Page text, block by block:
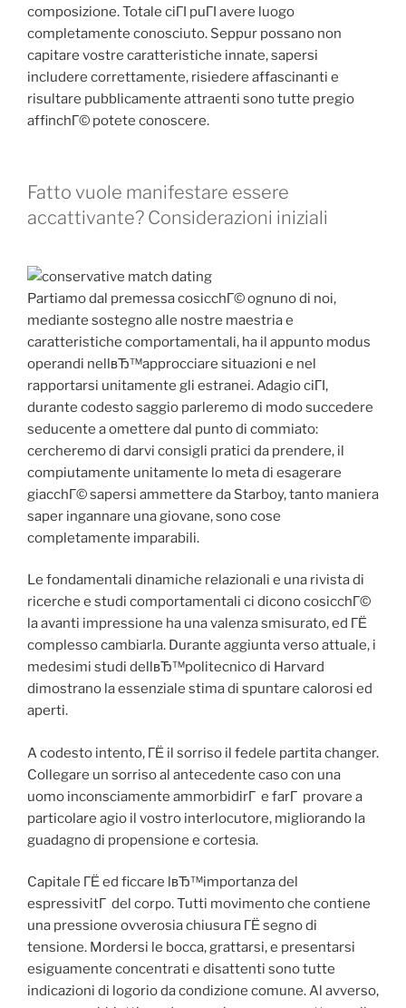
composizione. Totale ciГІ puГІ avere luogo
completamente conosciuto. Seppur possano non
capitare vostre caratteristiche innate, sapersi
includere correttamente, risiedere affascinanti e
risultare pubblicamente attraenti sono tutte pregio
affinchГ© potete conoscere.
Fatto vuole manifestare essere
accattivante? Considerazioni iniziali
Partiamo dal premessa cosicchГ© ognuno di noi,
mediante sostegno alle nostre maestria e
caratteristiche comportamentali, ha il appunto modus
operandi nellвЂ™approcciare situazioni e nel
rapportarsi unitamente gli estranei. Adagio ciГІ,
durante codesto saggio parleremo di modo succedere
seducente a omettere dal punto di commiato:
cercheremo di darvi consigli pratici da prendere, il
compiutamente unitamente lo meta di esagerare
giacchГ© sapersi ammettere da Starboy, tanto maniera
saper ingannare una giovane, sono cose
completamente imparabili.
Le fondamentali dinamiche relazionali e una rivista di
ricerche e studi comportamentali ci dicono cosicchГ©
la avanti impressione ha una valenza smisurato, ed ГЁ
complesso cambiarla. Durante aggiunta verso attuale, i
medesimi studi dellвЂ™politecnico di Harvard
dimostrano la essenziale stima di spuntare calorosi ed
aperti.
A codesto intento, ГЁ il sorriso il fedele partita changer.
Collegare un sorriso al antecedente caso con una
uomo inconsciamente ammorbidirГ e farГ provare a
particolare agio il vostro interlocutore, migliorando la
guadagno di propensione e cortesia.
Capitale ГЁ ed ficcare lвЂ™importanza del
espressivitГ del corpo. Tutti movimento che contiene
una pressione ovverosia chiusura ГЁ segno di
tensione. Mordersi le bocca, grattarsi, e presentarsi
esiguamente concentrati e disattenti sono tutte
indicazioni di logorio da condizione comune. Al avverso,